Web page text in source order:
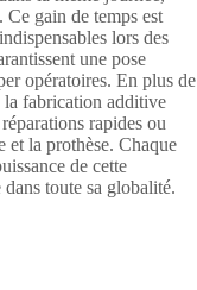
gain de temps est
lors des
une pose
opératoires. En plus de
fabrication additive
rapides ou
et la prothèse. Chaque
de cette
toute sa globalité.